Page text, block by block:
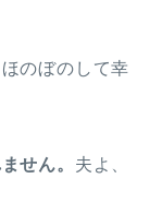
のぼのして幸
せん。 夫よ、